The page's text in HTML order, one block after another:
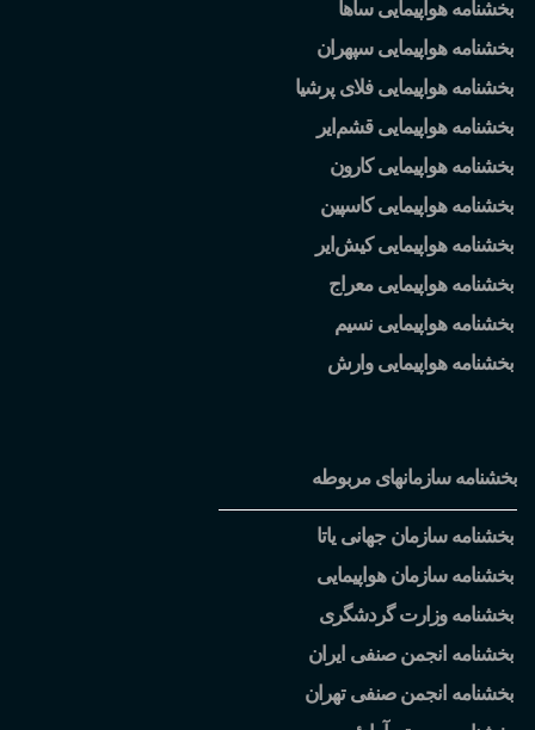
بخشنامه هواپیمایی ساها
بخشنامه هواپیمایی سپهران
بخشنامه هواپیمایی فلای پرشیا
بخشنامه هواپیمایی قشم ایر
بخشنامه هواپیمایی کارون
بخشنامه هواپیمایی کاسپین
بخشنامه هواپیمایی کیش ایر
بخشنامه هواپیمایی معراج
بخشنامه هواپیمایی نسیم
بخشنامه هواپیمایی وارش
بخشنامه سازمانهای مربوطه
بخشنامه سازمان جهانی یاتا
بخشنامه سازمان هواپیمایی
بخشنامه وزارت گردشگری
بخشنامه انجمن صنفی ایران
بخشنامه انجمن صنفی تهران